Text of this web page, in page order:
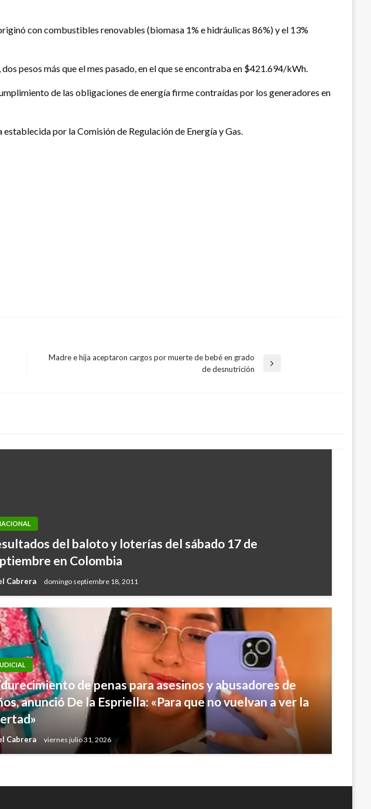
con combustibles renovables (biomasa 1% e hidráulicas 86%) y el 13%
pesos más que el mes pasado, en el que se encontraba en $421.694/kWh.
de las obligaciones de energía firme contraídas por los generadores en
por la Comisión de Regulación de Energía y Gas.
Madre e hija aceptaron cargos por muerte de bebé en grado
de desnutrición
del baloto y loterías del sábado 17 de
en Colombia
Cabrera domingo septiembre 18, 2011
de penas para asesinos y abusadores de
anunció De la Espriella: «Para que no vuelvan a ver la
Cabrera viernes julio 31, 2026